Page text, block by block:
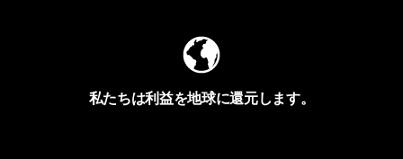
私たちは利益を地球に還元します。